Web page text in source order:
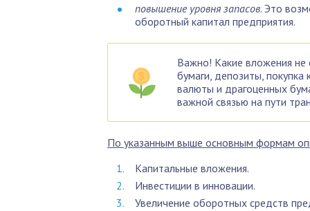
повышение уровня запасов. Это
оборотный капитал предприятия.
Важно! Какие вложения не
бумаги, депозиты, покупка
валюты и драгоценных
важной связью на пути
По указанным выше основным формам
Капитальные вложения.
Инвестиции в инновации.
Увеличение оборотных средств